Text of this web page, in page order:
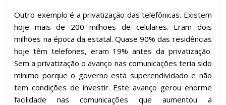
Outro exemplo é a privatização das telefônicas. Existem
hoje mais de 200 milhões de celulares. Eram dois
milhões na época da estatal. Quase 90% das residências
hoje têm telefones, eram 19% antes da privatização.
Sem a privatização o avanço nas comunicações teria sido
mínimo porque o governo está superendividado e não
tem condições de investir. Este avanço gerou enorme
facilidade nas comunicações que aumentou a